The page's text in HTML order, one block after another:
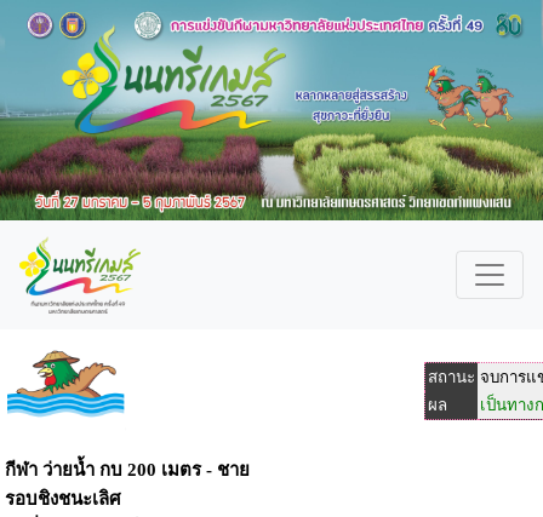
สถานะ จบการแ
ผล
เป็นทาง
กีฬา ว่ายน้ำ กบ 200 เมตร - ชาย
รอบชิงชนะเลิศ